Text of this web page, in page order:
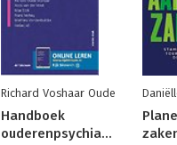
Richard Voshaar Oude
Handboek
ouderenpsychiatrie